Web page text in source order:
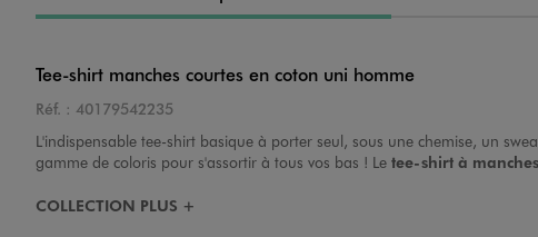
Image 6 sur 6
Tee-shirt manches courtes en coton uni homme
Réf. : 40179542235
L'indispensable tee-shirt basique à porter seul, sous une chemise, un
gamme de coloris pour s'assortir à tous vos bas ! Le tee-shirt à
COLLECTION PLUS +